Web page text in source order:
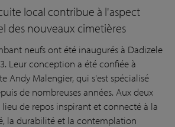
local contribue à l'aspect
des nouveaux cimetières
neufs ont été inaugurés à Dadizele
Leur conception a été confiée à
Andy Malengier, qui s'est spécialisé
de nombreuses années. Aux deux
de repos inspirant et connecté à la
la durabilité et la contemplation